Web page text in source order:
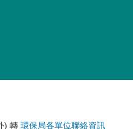
) 轉 環保局各單位聯絡資訊